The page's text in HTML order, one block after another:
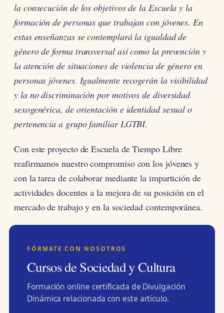
la consecución de los objetivos de la Escuela y la
formación de personas que trabajan con jóvenes. En
estas enseñanzas se contemplará la igualdad de
género de forma transversal así como la prevención y
la atención de situaciones de violencia de género en
personas jóvenes. Igualmente recogerán la visibilidad
y la no discriminación por motivos de diversidad
sexogenérica, de orientación e identidad sexual o
pertenencia a grupo familiar LGTBI.
Con este proyecto de Escuela de Tiempo Libre
reafirmamos nuestro compromiso con los jóvenes y
con la tarea de colaborar mediante la impartición de
actividades docentes a la mejora de su posición en el
mercado de trabajo y en la sociedad contemporánea.
FÓRMATE CON NOSOTROS
Cursos de Sociedad y Cultura
Formación online certificada de Divulgación
Dinámica relacionada con este artículo.